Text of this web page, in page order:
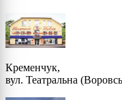
Кременчук,
вул. Театральна